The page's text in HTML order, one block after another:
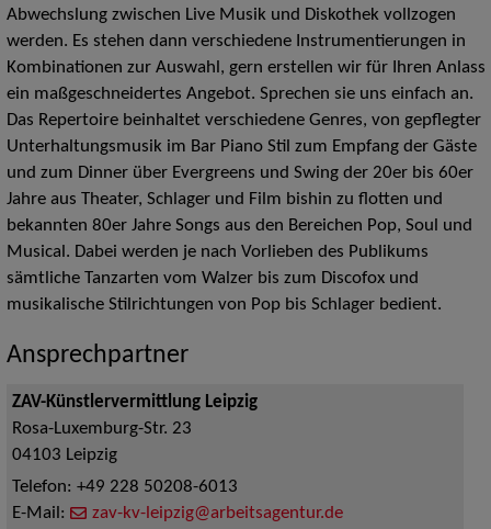
Abwechslung zwischen Live Musik und Diskothek vollzogen
werden. Es stehen dann verschiedene Instrumentierungen in
Kombinationen zur Auswahl, gern erstellen wir für Ihren Anlass
ein maßgeschneidertes Angebot. Sprechen sie uns einfach an.
Das Repertoire beinhaltet verschiedene Genres, von gepflegter
Unterhaltungsmusik im Bar Piano Stil zum Empfang der Gäste
und zum Dinner über Evergreens und Swing der 20er bis 60er
Jahre aus Theater, Schlager und Film bishin zu flotten und
bekannten 80er Jahre Songs aus den Bereichen Pop, Soul und
Musical. Dabei werden je nach Vorlieben des Publikums
sämtliche Tanzarten vom Walzer bis zum Discofox und
musikalische Stilrichtungen von Pop bis Schlager bedient.
Ansprechpartner
ZAV-Künstlervermittlung Leipzig
Rosa-Luxemburg-Str. 23
04103 Leipzig
Telefon: +49 228 50208-6013
E-Mail:
zav-kv-leipzig@arbeitsagentur.de